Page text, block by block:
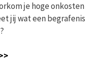
je hoge onkosten
jij wat een begrafenis